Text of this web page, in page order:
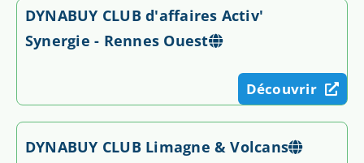
DYNABUY CLUB d'affaires Activ'
Synergie - Rennes Ouest
Découvrir
DYNABUY CLUB Limagne & Volcans